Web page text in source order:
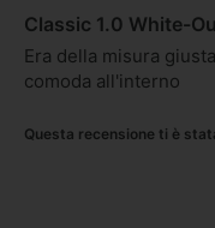
Classic 1.0 White-
Era della misura
comoda all'interno
Questa recensione ti è